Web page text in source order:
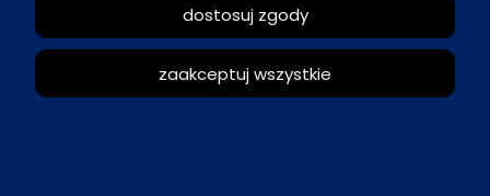
Reklamacje i zwroty
Moje konto
dostosuj zgody
zaakceptuj wszystkie